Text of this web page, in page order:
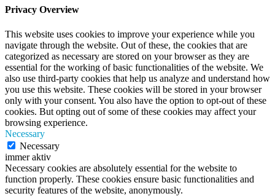
Privacy Overview
This website uses cookies to improve your experience while you
navigate through the website. Out of these, the cookies that are
categorized as necessary are stored on your browser as they are
essential for the working of basic functionalities of the website. We
also use third-party cookies that help us analyze and understand how
you use this website. These cookies will be stored in your browser
only with your consent. You also have the option to opt-out of these
cookies. But opting out of some of these cookies may affect your
browsing experience.
Necessary
Necessary
immer aktiv
Necessary cookies are absolutely essential for the website to
function properly. These cookies ensure basic functionalities and
security features of the website, anonymously.